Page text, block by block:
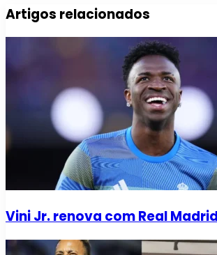
Artigos relacionados
Vini Jr. renova com Real